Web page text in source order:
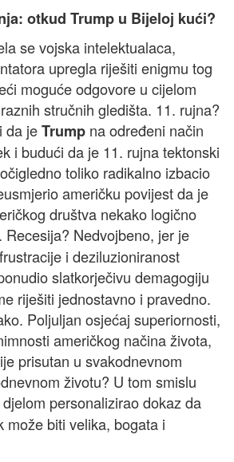
otkud Trump u Bijeloj kući?
se vojska intelektualaca,
upregla riješiti enigmu tog
moguće odgovore u cijelom
stručnih gledišta. 11. rujna?
da jeTrump na određeni način
i budući da je 11. rujna tektonski
toliko radikalno izbacio
američku povijest da je
društva nekako logično
. Recesija? Nedvojbeno, jer je
i deziluzioniranost
slatkorječivu demagogiju
riješiti jednostavno i pravedno.
Poljuljan osjećaj superiornosti,
američkog načina života,
prisutan u svakodnevnom
životu? U tom smislu
personalizirao dokaz da
može biti velika, bogata i